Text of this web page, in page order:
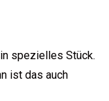
spezielles Stück.
ist das auch